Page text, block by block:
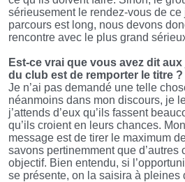
sérieusement le rendez-vous de
parcours est long, nous devons
rencontre avec le plus grand
Est-ce vrai que vous avez dit
du club est de remporter le titre ?
Je n’ai pas demandé une telle
néanmoins dans mon discours, je
j’attends d’eux qu’ils fassent
qu’ils croient en leurs chances.
message est de tirer le maximum
savons pertinemment que d’autres
objectif. Bien entendu, si
se présente, on la saisira à pleines